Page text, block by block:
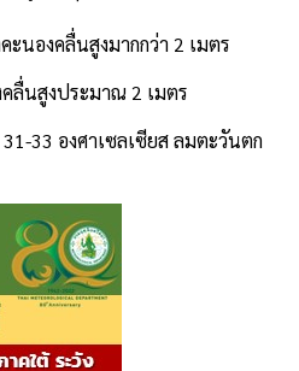
นองคลื่นสูงมากกว่า 2 เมตร
ลื่นสูงประมาณ 2 เมตร
33 องศาเซลเซียส ลมตะวันตก